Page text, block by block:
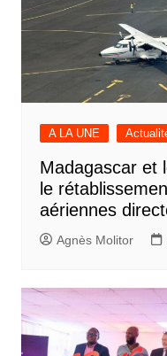
A LA UNE
Madagascar et
le
aériennes
Agnès Molitor